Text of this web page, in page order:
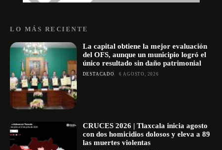
LO MÁS RECIENTE
La capital obtiene la mejor evaluación
del OFS, aunque un municipio logró el
único resultado sin daño patrimonial
DESTACADO 6 AGOSTO, 2026
CRUCES 2026 | Tlaxcala inicia agosto
con dos homicidios dolosos y eleva a 89
las muertes violentas